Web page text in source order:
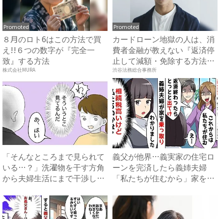
Promoted
８月のロト6はこの方法で買
え!!６つの数字が『完全一
致』する方法
株式会社MURA
Promoted
カードローン地獄の人は、消
費者金融が教えない『返済停
止して減額・免除する方法』
で...
渋谷法務総合事務所
「そんなところまで見られて
いる…？」洗濯物を干す方角
から夫婦生活にまで干渉して
義父が他界…義実家の住宅ロ
ーンを完済したら義姉夫婦
「私たちが住むから」家を乗